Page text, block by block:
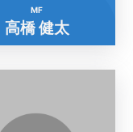
MF
高橋 健太